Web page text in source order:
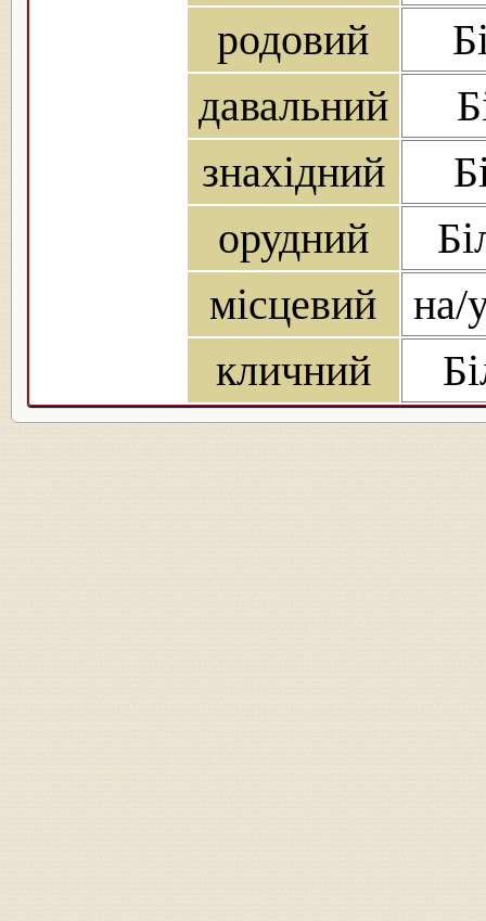
родовий
давальний
знахідний
орудний
місцевий
на/
кличний